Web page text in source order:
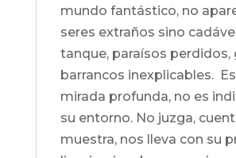
mundo fantástico, no
seres extraños sino
tanque, paraísos perdidos,
barrancos inexplicables.
mirada profunda, no es
su entorno. No juzga,
muestra, nos lleva con su